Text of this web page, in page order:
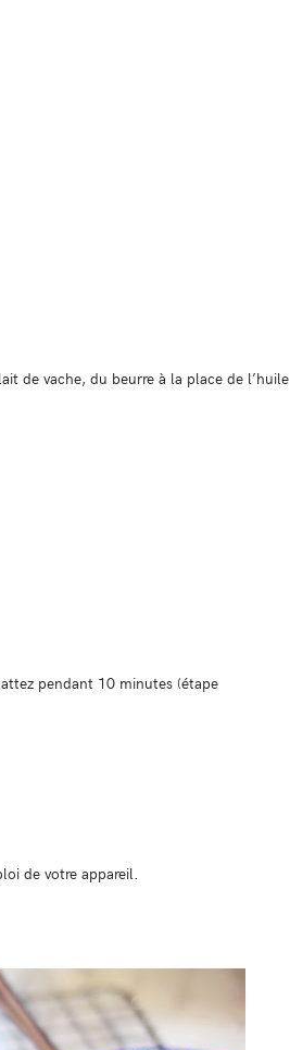
de vache, du beurre à la place de l’huile
pendant 10 minutes (étape
de votre appareil.